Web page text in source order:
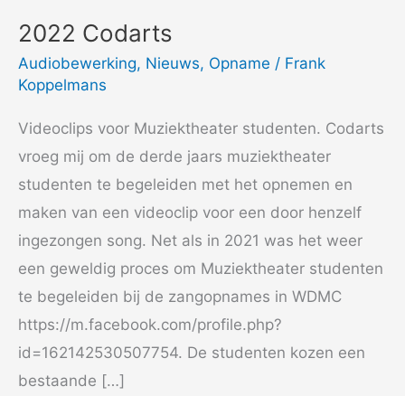
2022 Codarts
Audiobewerking, Nieuws, Opname / Frank
Koppelmans
Videoclips voor Muziektheater studenten. Codarts
vroeg mij om de derde jaars muziektheater
studenten te begeleiden met het opnemen en
maken van een videoclip voor een door henzelf
ingezongen song. Net als in 2021 was het weer
een geweldig proces om Muziektheater studenten
te begeleiden bij de zangopnames in WDMC
https://m.facebook.com/profile.php?
id=162142530507754. De studenten kozen een
bestaande […]